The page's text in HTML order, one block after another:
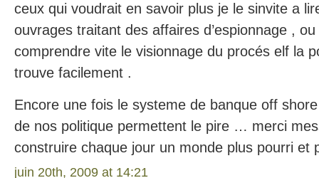
ceux qui voudrait en savoir plus je le sinvite a
ouvrages traitant des affaires d’espionnage ,
comprendre vite le visionnage du procés elf la
trouve facilement .
Encore une fois le systeme de banque off
de nos politique permettent le pire … merci
construire chaque jour un monde plus pourri et
juin 20th, 2009 at 14:21